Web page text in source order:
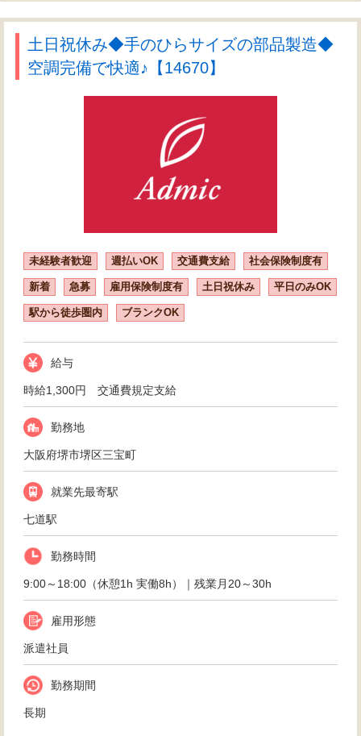
土日祝休み◆手のひらサイズの部品製造◆
空調完備で快適♪【14670】
未経験者歓迎 週払いOK 交通費支給 社会保険制度有
新着 急募 雇用保険制度有 土日祝休み 平日のみOK
駅から徒歩圏内 ブランクOK
給与
時給1,300円 交通費規定支給
勤務地
大阪府堺市堺区三宝町
就業先最寄駅
七道駅
勤務時間
9:00～18:00（休憩1h 実働8h）｜残業月20～30h
雇用形態
派遣社員
勤務期間
長期